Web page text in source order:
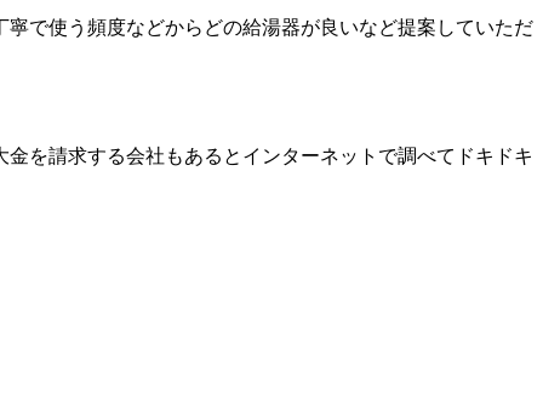
で使う頻度などからどの給湯器が良いなど提案していただ
を請求する会社もあるとインターネットで調べてドキドキ